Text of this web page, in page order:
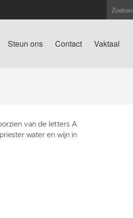
Steun ons Contact Vaktaal
van de letters A
water en wijn in